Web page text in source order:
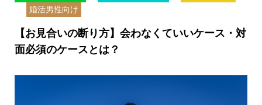
婚活男性向け
【お見合いの断り方】会わなくていいケース・対
面必須のケースとは？